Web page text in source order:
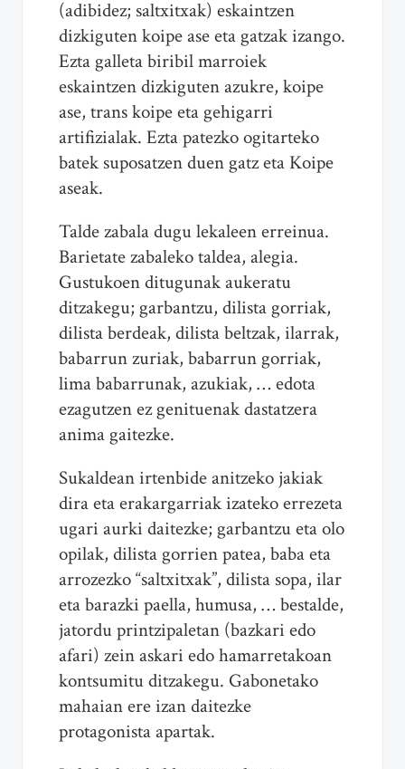
(adibidez; saltxitxak) eskaintzen
dizkiguten koipe ase eta gatzak izango.
Ezta galleta biribil marroiek
eskaintzen dizkiguten azukre, koipe
ase, trans koipe eta gehigarri
artifizialak. Ezta patezko ogitarteko
batek suposatzen duen gatz eta Koipe
aseak.
Talde zabala dugu lekaleen erreinua.
Barietate zabaleko taldea, alegia.
Gustukoen ditugunak aukeratu
ditzakegu; garbantzu, dilista gorriak,
dilista berdeak, dilista beltzak, ilarrak,
babarrun zuriak, babarrun gorriak,
lima babarrunak, azukiak, … edota
ezagutzen ez genituenak dastatzera
anima gaitezke.
Sukaldean irtenbide anitzeko jakiak
dira eta erakargarriak izateko errezeta
ugari aurki daitezke; garbantzu eta olo
opilak, dilista gorrien patea, baba eta
arrozezko “saltxitxak”, dilista sopa, ilar
eta barazki paella, humusa, … bestalde,
jatordu printzipaletan (bazkari edo
afari) zein askari edo hamarretakoan
kontsumitu ditzakegu. Gabonetako
mahaian ere izan daitezke
protagonista apartak.